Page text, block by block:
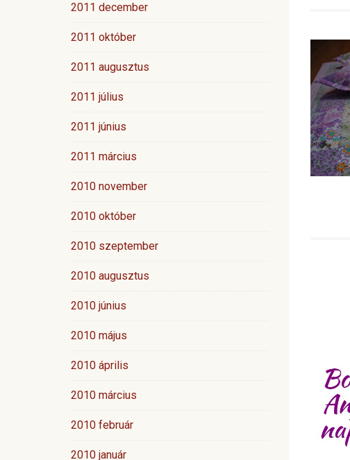
2011 december
2011 október
2011 augusztus
2011 július
2011 június
2011 március
2010 november
2010 október
2010 szeptember
2010 augusztus
2010 június
2010 május
2010 április
2010 március
2010 február
2010 január